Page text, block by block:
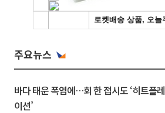
주요뉴스
바다 태운 폭염에…회 한 접시도 ‘히트플레
이션’